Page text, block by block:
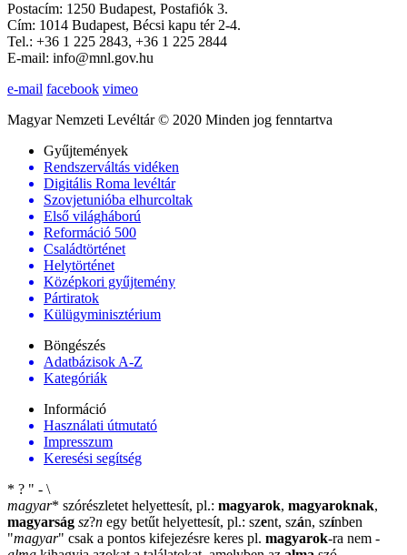
Postacím: 1250 Budapest, Postafiók 3.
Cím: 1014 Budapest, Bécsi kapu tér 2-4.
Tel.: +36 1 225 2843, +36 1 225 2844
E-mail: info@mnl.gov.hu
e-mail facebook vimeo
Magyar Nemzeti Levéltár © 2020 Minden jog fenntartva
Gyűjtemények
Rendszerváltás vidéken
Digitális Roma levéltár
Szovjetunióba elhurcoltak
Első világháború
Reformáció 500
Családtörténet
Helytörténet
Középkori gyűjtemény
Pártiratok
Külügyminisztérium
Böngészés
Adatbázisok A-Z
Kategóriák
Információ
Használati útmutató
Impresszum
Keresési segítség
* ? " - \
magyar* szórészletet helyettesít, pl.: magyarok, magyaroknak,
magyarság sz?n egy betűt helyettesít, pl.: szent, szán, színben
"magyar" csak a pontos kifejezésre keres pl. magyarok-ra nem -